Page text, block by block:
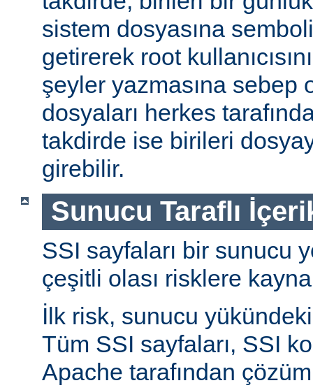
sistem dosyasına
getirerek root
şeyler yazmasına sebep
dosyaları herkes
takdirde ise birileri
girebilir.
Sunucu Taraflı
SSI sayfaları bir sunucu
çeşitli olası risklere
İlk risk, sunucu yükündeki
Tüm SSI sayfaları, SSI
Apache tarafından